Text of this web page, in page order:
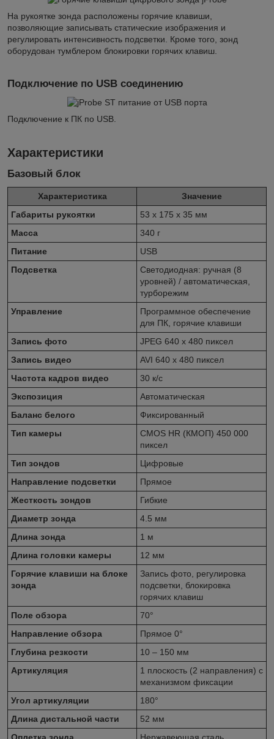
На рукоятке зонда расположены горячие клавиши,
позволяющие записывать статические изображения и
регулировать интенсивность подсветки. Кроме того, зонд
оборудован тумблером блокировки горячих клавиш.
Подключение по USB соединению
Подключение к ПК по USB.
Характеристики
Базовый блок
Характеристика
Значение
Габариты рукоятки
53 х 175 х 35 мм
Масса
340 г
Питание
USB
Подсветка
Светодиодная: ручная (8
уровней) / автоматическая,
турборежим
Управление
Программное обеспечение
для ПК, горячие клавиши
Запись фото
JPEG 640 x 480 пиксел
Запись видео
AVI 640 x 480 пиксел
Частота кадров видео
30 к/с
Экспозиция
Автоматическая
Баланс белого
Фиксированный
Тип камеры
CMOS HR (КМОП) 450 000
пиксел
Тип зондов
Цифровые
Направление подсветки
Прямое
Жесткость зондов
Гибкие
Диаметр зонда
4.5 мм
Длина зонда
1 м
Длина головки камеры
12 мм
Горячие клавиши на блоке
зонда
Запись фото, регулировка
подсветки, блокировка
горячих клавиш
Поле обзора
70°
Направление обзора
Прямое 0°
Глубина резкости
10 – 150 мм
Артикуляция
1 плоскость (2 направления) с
механизмом фиксации
Угол артикуляции
180°
Длина дистальной части
52 мм